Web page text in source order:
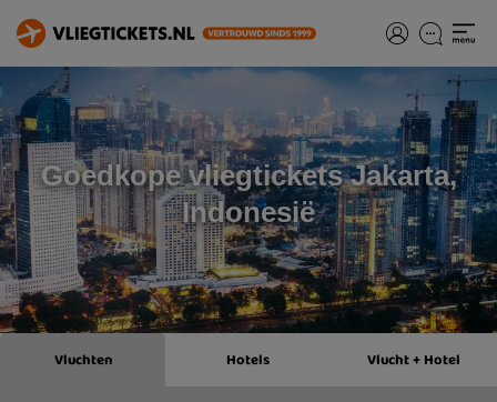
Goedkope vliegtickets Jakarta,
Indonesië